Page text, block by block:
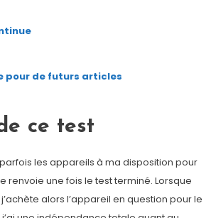
pour de futurs articles
ce test
les appareils à ma disposition pour
renvoie une fois le test terminé. Lorsque
alors l’appareil en question pour le